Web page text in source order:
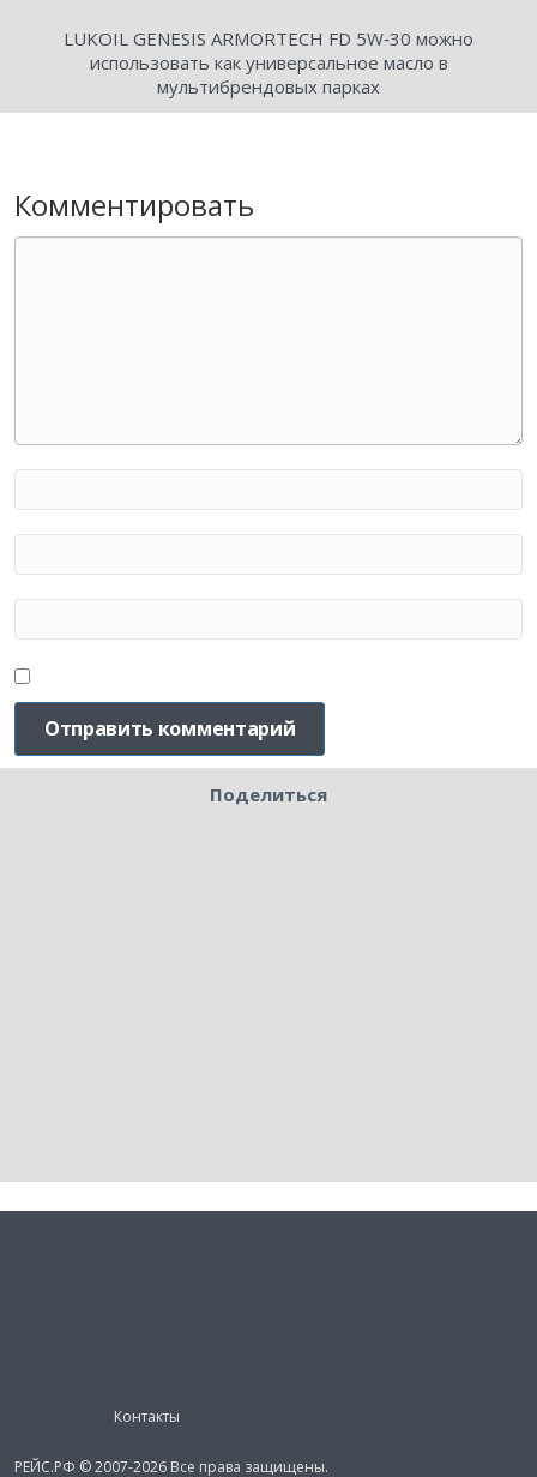
LUKOIL GENESIS ARMORTECH FD 5W‑30 можно
использовать как универсальное масло в
мультибрендовых парках
Комментировать
Поделиться
Контакты
РЕЙС.РФ © 2007-2026 Все права защищены.